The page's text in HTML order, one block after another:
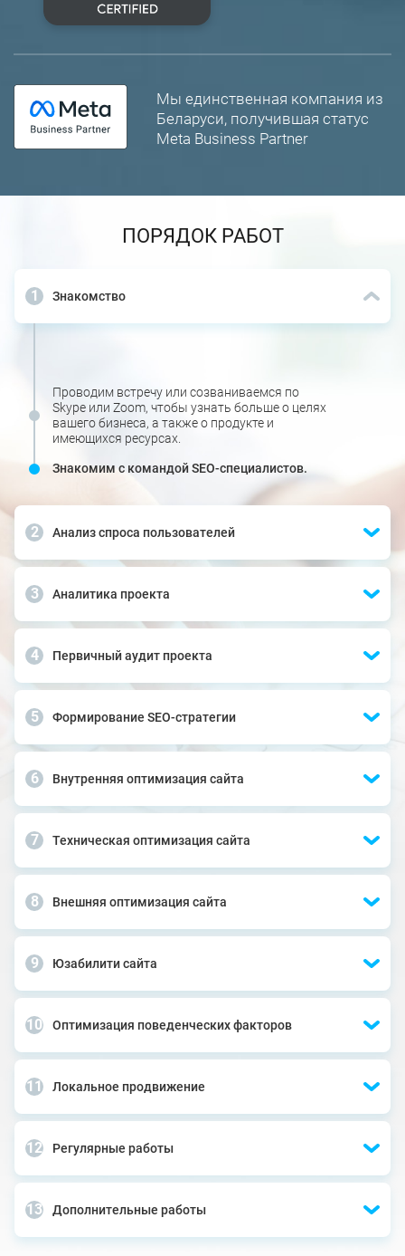
Мы единственная компания из
Беларуси, получившая статус
Meta Business Partner
ПОРЯДОК РАБОТ
Знакомство
Проводим встречу или созваниваемся по
Skype или Zoom, чтобы узнать больше о целях
вашего бизнеса, а также о продукте и
имеющихся ресурсах.
Знакомим с командой SEO-специалистов.
Анализ спроса пользователей
Аналитика проекта
Первичный аудит проекта
Формирование SEO-стратегии
Внутренняя оптимизация сайта
Техническая оптимизация сайта
Внешняя оптимизация сайта
Юзабилити сайта
Оптимизация поведенческих факторов
Локальное продвижение
Регулярные работы
Дополнительные работы